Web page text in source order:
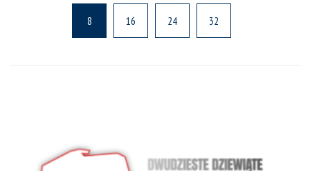
8 16 24 32